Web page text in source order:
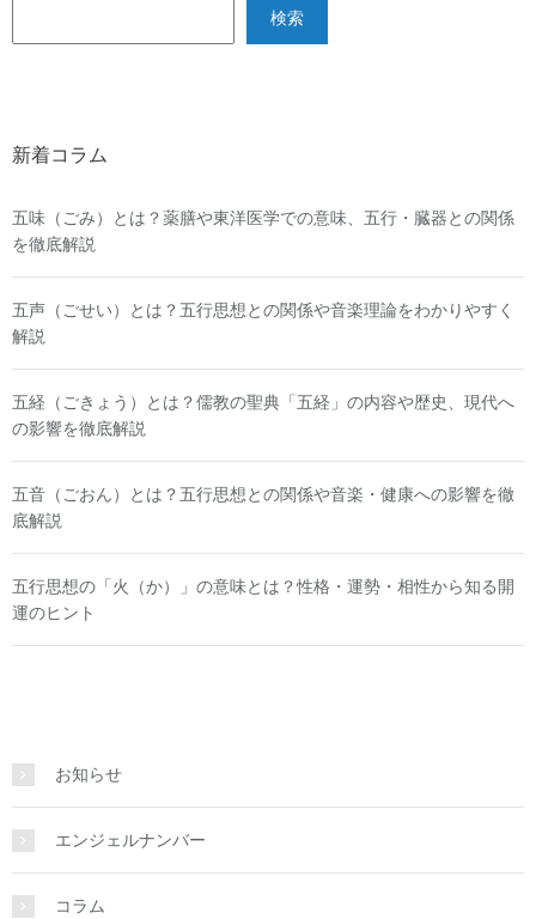
検索
新着コラム
五味（ごみ）とは？薬膳や東洋医学での意味、五行・臓器との関係
を徹底解説
五声（ごせい）とは？五行思想との関係や音楽理論をわかりやすく
解説
五経（ごきょう）とは？儒教の聖典「五経」の内容や歴史、現代へ
の影響を徹底解説
五音（ごおん）とは？五行思想との関係や音楽・健康への影響を徹
底解説
五行思想の「火（か）」の意味とは？性格・運勢・相性から知る開
運のヒント
お知らせ
エンジェルナンバー
コラム